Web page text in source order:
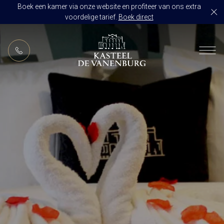
Boek een kamer via onze website en profiteer van ons extra
voordelige tarief. Boek direct
NL
RESTAURANT DE VANENBURG
BRASSERIE DE HOEVE
CULINAIR GENIETEN ARRANGEMENT
ARRANGEMENTEN
ALLES OP ÉÉN LOCATIE
VOORBEELDOFFERTE
TROUWLOCATIE ROUTE
ARRANGEMENTEN
CONGRES OF CONFERENTIE
VERGADERING
VERGADEREN MET OVERNACHTING
CONCERT
GROEPSDINER
OVER KASTEEL DE VANENBURG
GESCHIEDENIS